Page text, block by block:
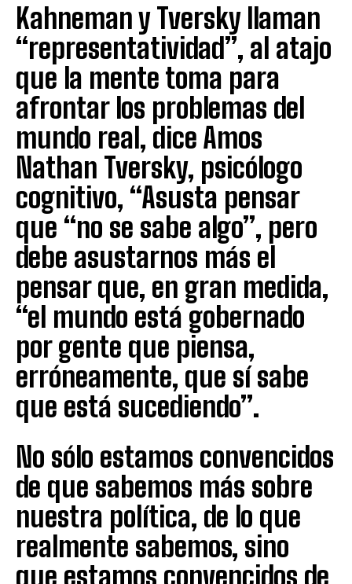
Kahneman y Tversky llaman
“representatividad”, al atajo
que la mente toma para
afrontar los problemas del
mundo real, dice Amos
Nathan Tversky, psicólogo
cognitivo, “Asusta pensar
que “no se sabe algo”, pero
debe asustarnos más el
pensar que, en gran medida,
“el mundo está gobernado
por gente que piensa,
erróneamente, que sí sabe
que está sucediendo”.
No sólo estamos convencidos
de que sabemos más sobre
nuestra política, de lo que
realmente sabemos, sino
que estamos convencidos de